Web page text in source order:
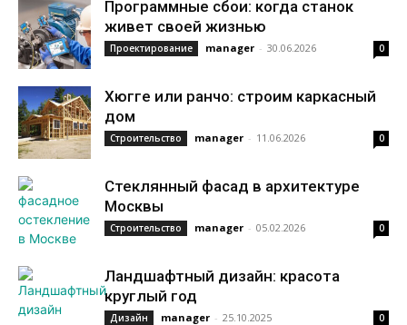
Программные сбои: когда станок
живет своей жизнью
Проектирование manager - 30.06.2026 0
Хюгге или ранчо: строим каркасный
дом
Строительство manager - 11.06.2026 0
Стеклянный фасад в архитектуре
Москвы
Строительство manager - 05.02.2026 0
Ландшафтный дизайн: красота
круглый год
Дизайн manager - 25.10.2025 0